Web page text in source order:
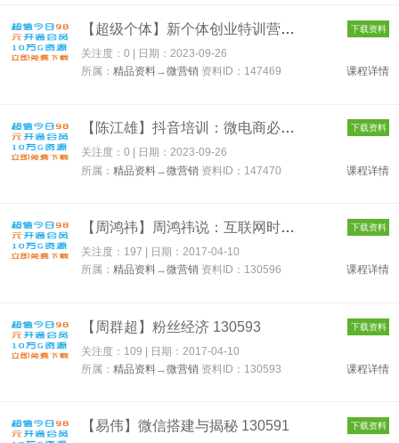
【超级个体】新个体创业特训营 147469 下载资料
关注度：0 | 日期： 2023-09-26
所属：精品资料→微营销 资料ID：147469 课程详情
【陈江雄】抖音培训：微电商必学抖音课程，30天从小白到抖音大咖... 下载资料
关注度：0 | 日期：2023-09-26
所属：精品资料→微营销 资料ID：147470 课程详情
【周鸿祎】周鸿祎说：互联网时代的营销方式 130596 下载资料
关注度：197 | 日期：2017-04-10
所属：精品资料→微营销 资料ID：130596 课程详情
【周群超】粉丝经济 130593 下载资料
关注度：109 | 日期： 2017-04-10
所属：精品资料→微营销 资料ID：130593 课程详情
【易伟】微信搭建与揭秘 130591 下载资料